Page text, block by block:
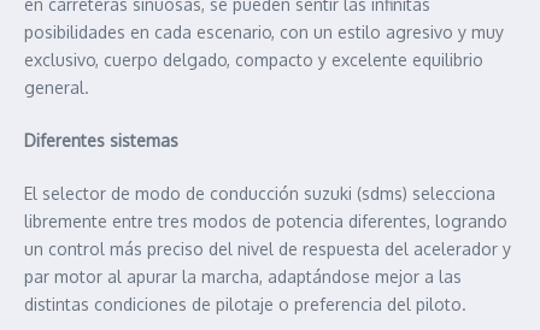
en carreteras sinuosas, se pueden sentir las infinitas
posibilidades en cada escenario, con un estilo agresivo y muy
exclusivo, cuerpo delgado, compacto y excelente equilibrio
general.
Diferentes sistemas
El selector de modo de conducción suzuki (sdms) selecciona
libremente entre tres modos de potencia diferentes, logrando
un control más preciso del nivel de respuesta del acelerador y
par motor al apurar la marcha, adaptándose mejor a las
distintas condiciones de pilotaje o preferencia del piloto.